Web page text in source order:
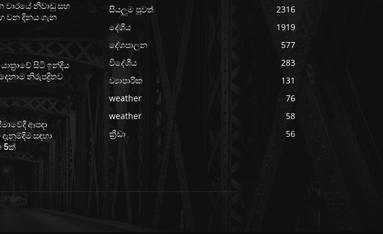
වාරයේ නිවාඩු සහ
වන දිනය ගැන
සිටි ඉන්දීය
නිරුපද්‍රිතව
ආපදා
සඳහා
5ක්
සියලුම පුවත්
2316
දේශීය
1919
දේශපාලන
577
විදේශීය
283
ව්‍යාපාරික
131
weather
76
weather
58
ක්‍රීඩා
56